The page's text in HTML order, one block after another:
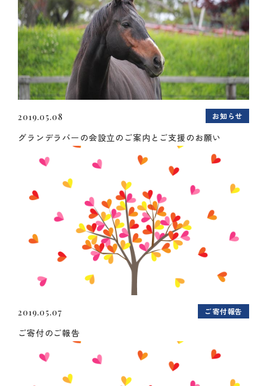
2019.05.08 お知らせ
グランデラバーの会設立のご案内とご支援のお願い
2019.05.07 ご寄付報告
ご寄付のご報告